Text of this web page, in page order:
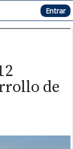
Hemeroteca Entrar
de